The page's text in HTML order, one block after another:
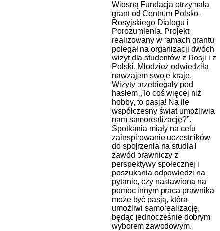
Wiosną Fundacja otrzymała
grant od Centrum Polsko-
Rosyjskiego Dialogu i
Porozumienia. Projekt
realizowany w ramach grantu
polegał na organizacji dwóch
wizyt dla studentów z Rosji i z
Polski. Młodzież odwiedziła
nawzajem swoje kraje.
Wizyty przebiegały pod
hasłem „To coś więcej niż
hobby, to pasja! Na ile
współczesny świat umożliwia
nam samorealizację?”.
Spotkania miały na celu
zainspirowanie uczestników
do spojrzenia na studia i
zawód prawniczy z
perspektywy społecznej i
poszukania odpowiedzi na
pytanie, czy nastawiona na
pomoc innym praca prawnika
może być pasją, która
umożliwi samorealizację,
będąc jednocześnie dobrym
wyborem zawodowym.